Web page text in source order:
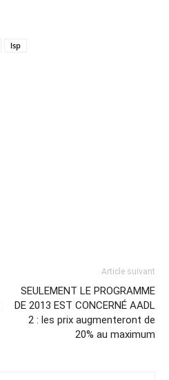
lsp
Article suivant
SEULEMENT LE PROGRAMME
DE 2013 EST CONCERNÉ AADL
2 : les prix augmenteront de
20% au maximum